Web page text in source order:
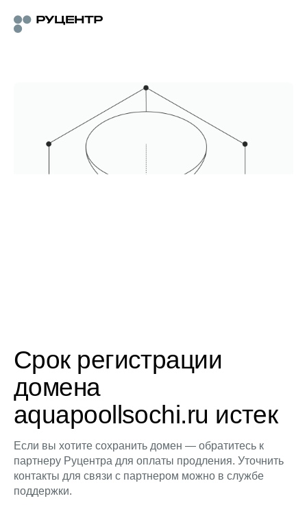
Срок регистрации
домена
aquapoollsochi.ru истек
Если вы хотите сохранить домен — обратитесь к
партнеру Руцентра для оплаты продления. Уточнить
контакты для связи с партнером можно в службе
поддержки.